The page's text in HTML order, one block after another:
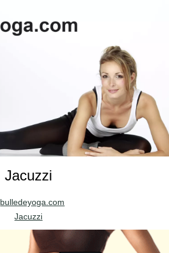
Jacuzzi
bulledeyoga.com
Jacuzzi